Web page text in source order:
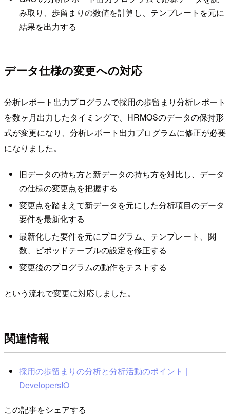
み取り、歩留まりの数値を計算し、テンプレートを元に
結果を出力する
データ仕様の変更への対応
分析レポート出力プログラムで採用の歩留まり分析レポート
を数ヶ月出力したタイミングで、HRMOSのデータの保持形
式が変更になり、分析レポート出力プログラムに修正が必要
になりました。
旧データの持ち方と新データの持ち方を対比し、データ
の仕様の変更点を把握する
変更点を踏まえて新データを元にした分析項目のデータ
要件を最新化する
最新化した要件を元にプログラム、テンプレート、関
数、ピポッドテーブルの設定を修正する
変更後のプログラムの動作をテストする
という流れで変更に対応しました。
関連情報
採用の歩留まりの分析と分析活動のポイント |
DevelopersIO
この記事をシェアする